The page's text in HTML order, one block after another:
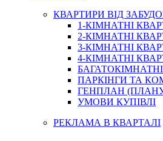
КВАРТИРИ ВІД
1-КІМНАТНІ
2-КІМНАТНІ
3-КІМНАТНІ
4-КІМНАТНІ
ПАРКІНГИ ТА
ГЕНПЛАН
УМОВИ КУПІВЛІ
РЕКЛАМА В КВАРТАЛІ